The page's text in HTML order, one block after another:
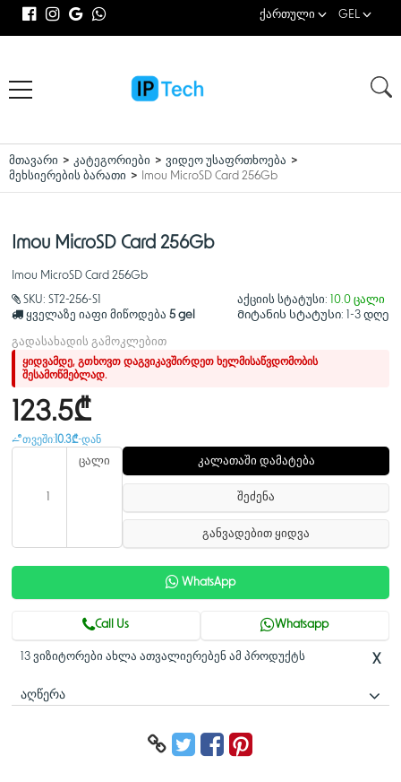
ქართული GEL
მთავარი კატეგორიები
ვიდეო უსაფრთხოება
მეხსიერების ბარათი
Imou MicroSD Card 256Gb
Imou MicroSD Card 256Gb
Imou MicroSD Card 256Gb
SKU: ST2-256-S1
ყველაზე იაფი მიწოდება 5 gel
აქციის სტატუსი:
10.0 ცალი
Მიტანის სტატუსი:
1-3 დღე
გადასახადის გამოკლებით
ყიდვამდე, გთხოვთ დაგვიკავშირდეთ ხელმისაწვდომობის
შესამოწმებლად.
123.5₾
თვეში: 10.3₾-დან
ცალი კალათაში დამატება
შეძენა
განვადებით ყიდვა
WhatsApp
Call Us Whatsapp
X
13 ვიზიტორები ახლა ათვალიერებენ ამ პროდუქტს
ᲐᲦᲬᲔᲠᲐ
ტექნიკური დეტალები